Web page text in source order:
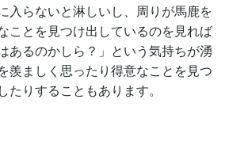
入らないと淋しいし、周りが馬鹿を
ことを見つけ出しているのを見れば
あるのかしら？」という気持ちが湧
羨ましく思ったり得意なことを見つ
たりすることもあります。